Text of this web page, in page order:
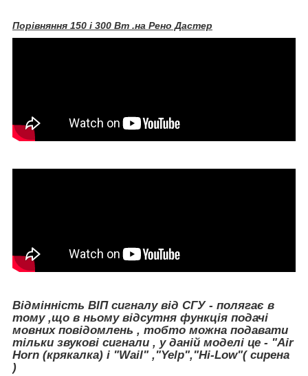
Порівняння 150 і 300 Вт .на Рено Дастер
Відмінність ВІП сигналу від СГУ - полягає в
тому ,що в ньому відсутня функція подачі
мовних повідомлень , тобто можна подавати
тільки звукові сигнали , у даній моделі це - "Air
Horn (крякалка) і "Wail" ,"Yelp","Hi-Low"( сирена
)